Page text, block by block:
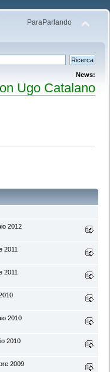
ParaParlando
News:
Ugo Catalano
2012
2011
2011
2010
2010
2009